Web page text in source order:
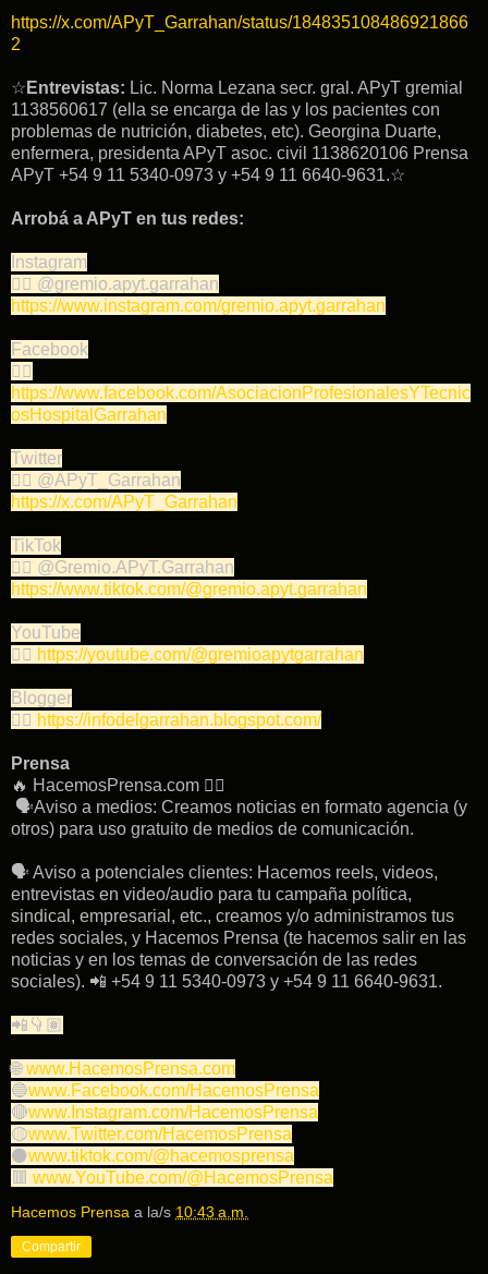
https://x.com/APyT_Garrahan/status/184835108486921866
2
☆ Entrevistas: Lic. Norma Lezana secr. gral. APyT gremial
1138560617 (ella se encarga de las y los pacientes con
problemas de nutrición, diabetes, etc). Georgina Duarte,
enfermera, presidenta APyT asoc. civil 1138620106 Prensa
APyT +54 9 11 5340-0973 y +54 9 11 6640-9631.☆
Arrobá a APyT en tus redes:
Instagram
👉🏽 @gremio.apyt.garrahan
https://www.instagram.com/gremio.apyt.garrahan
Facebook
👉🏽
https://www.facebook.com/AsociacionProfesionalesYTecnic
osHospitalGarrahan
Twitter
👉🏽 @APyT_Garrahan
https://x.com/APyT_Garrahan
TikTok
👉🏽 @Gremio.APyT.Garrahan
https://www.tiktok.com/@gremio.apyt.garrahan
YouTube
👉🏽 https://youtube.com/@gremioapytgarrahan
Blogger
👉🏽 https://infodelgarrahan.blogspot.com/
Prensa
🔥 HacemosPrensa.com 👇🏽
🗣Aviso a medios: Creamos noticias en formato agencia (y
otros) para uso gratuito de medios de comunicación.
🗣 Aviso a potenciales clientes: Hacemos reels, videos,
entrevistas en video/audio para tu campaña política,
sindical, empresarial, etc., creamos y/o administramos tus
redes sociales, y Hacemos Prensa (te hacemos salir en las
noticias y en los temas de conversación de las redes
sociales). 📲 +54 9 11 5340-0973 y +54 9 11 6640-9631.
📲👇🏽
🌐www.HacemosPrensa.com
🔵www.Facebook.com/HacemosPrensa
🔴www.Instagram.com/HacemosPrensa
🟡www.Twitter.com/HacemosPrensa
⚫️www.tiktok.com/@hacemosprensa
🟥 www.YouTube.com/@HacemosPrensa
Hacemos Prensa a la/s 10:43 a.m.
Compartir